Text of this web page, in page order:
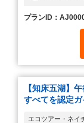
プランID：
【知床五湖】
すべてを認定
エコツアー・ネイ